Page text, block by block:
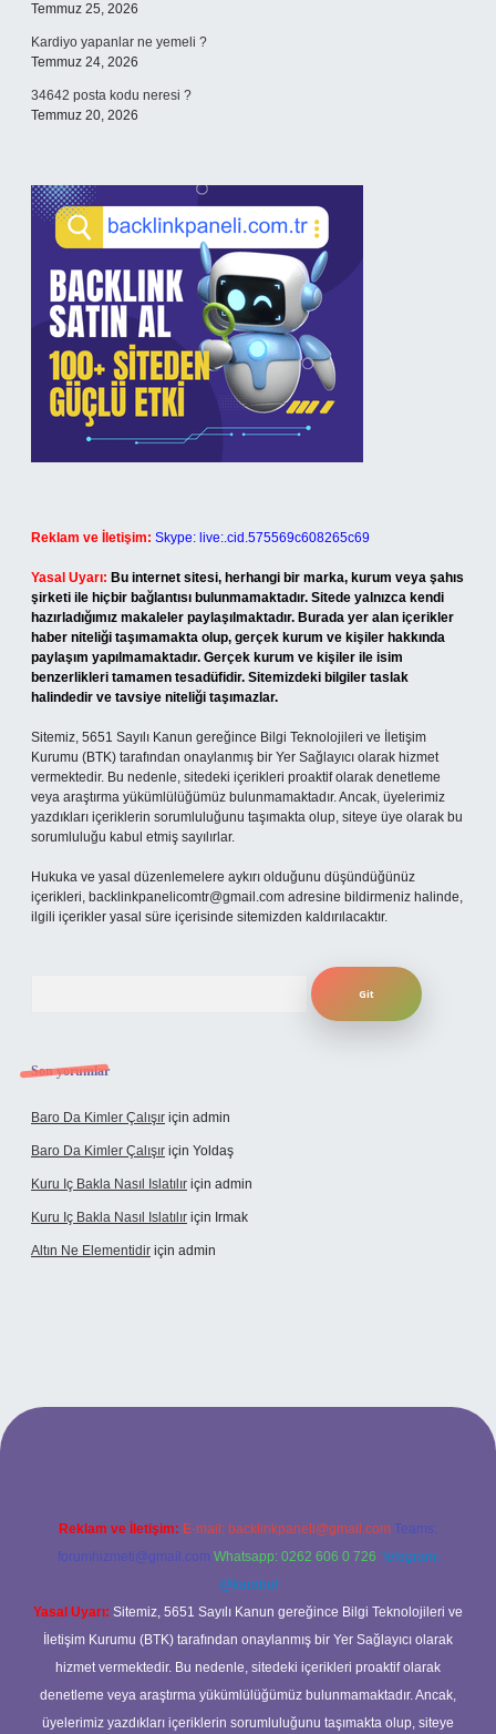
Temmuz 25, 2026
Kardiyo yapanlar ne yemeli ?
Temmuz 24, 2026
34642 posta kodu neresi ?
Temmuz 20, 2026
Reklam ve İletişim: Skype: live:.cid.575569c608265c69
Yasal Uyarı: Bu internet sitesi, herhangi bir marka, kurum veya şahıs
şirketi ile hiçbir bağlantısı bulunmamaktadır. Sitede yalnızca kendi
hazırladığımız makaleler paylaşılmaktadır. Burada yer alan içerikler
haber niteliği taşımamakta olup, gerçek kurum ve kişiler hakkında
paylaşım yapılmamaktadır. Gerçek kurum ve kişiler ile isim
benzerlikleri tamamen tesadüfidir. Sitemizdeki bilgiler taslak
halindedir ve tavsiye niteliği taşımazlar.
Sitemiz, 5651 Sayılı Kanun gereğince Bilgi Teknolojileri ve İletişim
Kurumu (BTK) tarafından onaylanmış bir Yer Sağlayıcı olarak hizmet
vermektedir. Bu nedenle, sitedeki içerikleri proaktif olarak denetleme
veya araştırma yükümlülüğümüz bulunmamaktadır. Ancak, üyelerimiz
yazdıkları içeriklerin sorumluluğunu taşımakta olup, siteye üye olarak bu
sorumluluğu kabul etmiş sayılırlar.
Hukuka ve yasal düzenlemelere aykırı olduğunu düşündüğünüz
içerikleri, backlinkpanelicomtr@gmail.com adresine bildirmeniz halinde,
ilgili içerikler yasal süre içerisinde sitemizden kaldırılacaktır.
Son yorumlar
Baro Da Kimler Çalışır için admin
Baro Da Kimler Çalışır için Yoldaş
Kuru Iç Bakla Nasıl Islatılır için admin
Kuru Iç Bakla Nasıl Islatılır için Irmak
Altın Ne Elementidir için admin
Reklam ve İletişim: E-mail: backlinkpaneli@gmail.com Teams:
forumhizmeti@gmail.com Whatsapp: 0262 606 0 726 Telegram:
@karabul
Yasal Uyarı: Sitemiz, 5651 Sayılı Kanun gereğince Bilgi Teknolojileri ve
İletişim Kurumu (BTK) tarafından onaylanmış bir Yer Sağlayıcı olarak
hizmet vermektedir. Bu nedenle, sitedeki içerikleri proaktif olarak
denetleme veya araştırma yükümlülüğümüz bulunmamaktadır. Ancak,
üyelerimiz yazdıkları içeriklerin sorumluluğunu taşımakta olup, siteye